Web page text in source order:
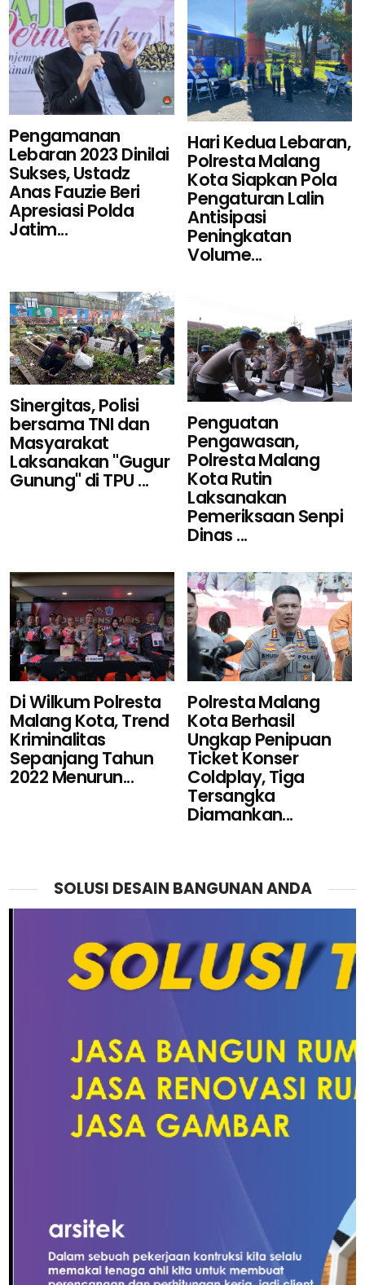
Pengamanan
Lebaran 2023 Dinilai
Sukses, Ustadz
Anas Fauzie Beri
Apresiasi Polda
Jatim...
Hari Kedua Lebaran,
Polresta Malang
Kota Siapkan Pola
Pengaturan Lalin
Antisipasi
Peningkatan
Volume...
Sinergitas, Polisi
bersama TNI dan
Masyarakat
Laksanakan "Gugur
Gunung" di TPU ...
Penguatan
Pengawasan,
Polresta Malang
Kota Rutin
Laksanakan
Pemeriksaan Senpi
Dinas ...
Di Wilkum Polresta
Malang Kota, Trend
Kriminalitas
Sepanjang Tahun
2022 Menurun...
Polresta Malang
Kota Berhasil
Ungkap Penipuan
Ticket Konser
Coldplay, Tiga
Tersangka
Diamankan...
SOLUSI DESAIN BANGUNAN ANDA